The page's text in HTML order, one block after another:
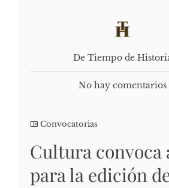
De Tiempo de
No hay comentarios
Convocatorias
Cultura convoca
para la edición